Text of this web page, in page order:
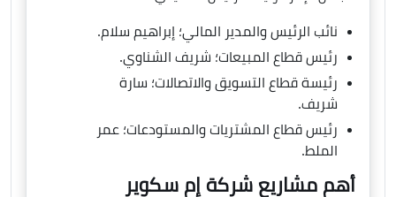
نائب الرئيس والمدير المالي؛ إبراهيم سلام.
رئيس قطاع المبيعات؛ شريف الشناوي.
رئيسة قطاع التسويق والاتصالات؛ سارة
شريف.
رئيس قطاع المشتريات والمستودعات؛ عمر
الملط.
أهم مشاريع شركة إم سكوير